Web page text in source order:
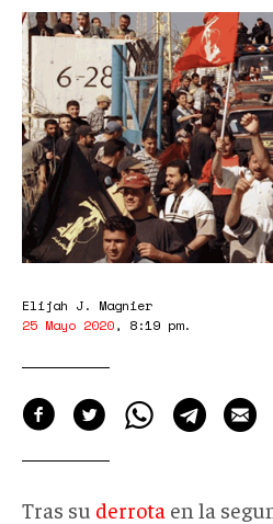
0_dNrTVGj95-
U5B_Q_.png
Elijah J. Magnier
25 Mayo 2020, 8:19 pm.
Tras su derrota en la